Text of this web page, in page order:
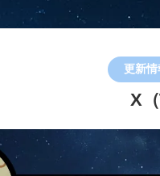
更新情
X